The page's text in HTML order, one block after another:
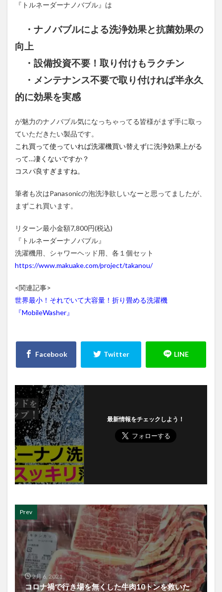
『トルネーダーナノバブル』は
・ナノバブルによる洗浄効果と抗菌効果の
向上
・設備投資不要！取り付けもラクチン
・メンテナンス不要で取り付ければ半永久
的に効果を実感
が魅力のナノバブル気になっちゃってる皆様がまず手に取っ
ていただきたい製品です。
これ買って使っていれば洗濯機買い替えずに洗浄効果上がる
って…凄くないですか？
コスパ良すぎますね。
筆者も次はPanasonicの泡洗浄欲しいなーと思ってましたが、
まずこれ買います。
リターン最小金額7,800円(税込)
『トルネーダーナノバブル』
洗濯機用、シャワーヘッド用、各１個セット
https://www.makuake.com/project/takanou/
<関連記事>
世界最小！それでいて大容量！折り畳める洗濯機
『MobileWasher』
最新情報をチェックしよう！
Prev
2月 6, 2021
コロナ禍で行き場を無くした牛肉10トンを救いた